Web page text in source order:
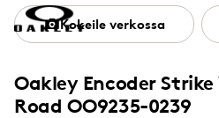
Oakley Encoder
Road OO9235-0239
Kokeile verkossa